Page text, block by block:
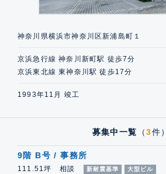
神奈川県横浜市神奈川区新浦島町１
京浜急行線 神奈川新町駅 徒歩7分
京浜東北線 東神奈川駅 徒歩17分
1993年11月 竣工
募集中一覧 （3件）
9階 B号 / 事務所
111.51坪 相談 新耐震基準 大型ビル